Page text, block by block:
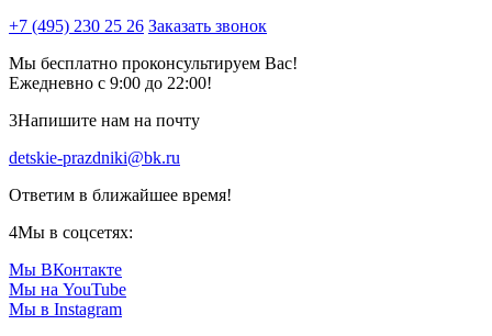
+7 (495) 230 25 26 Заказать звонок
Мы бесплатно проконсультируем Вас!
Ежедневно с 9:00 до 22:00!
3Напишите нам на почту
detskie-prazdniki@bk.ru
Ответим в ближайшее время!
4Мы в соцсетях:
Мы ВКонтакте
Мы на YouTube
Мы в Instagram